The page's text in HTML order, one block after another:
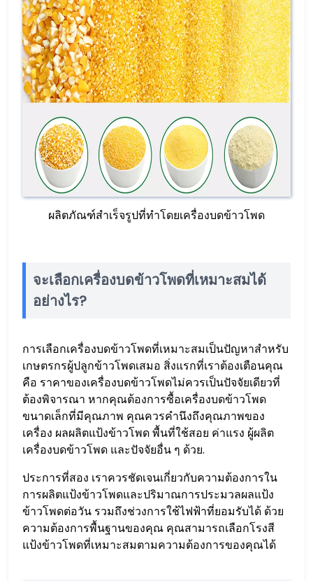
ผลิตภัณฑ์สำเร็จรูปที่ทำโดยเครื่องบดข้าวโพด
จะเลือกเครื่องบดข้าวโพดที่เหมาะสมได้
อย่างไร?
การเลือกเครื่องบดข้าวโพดที่เหมาะสมเป็นปัญหาสำหรับ
เกษตรกรผู้ปลูกข้าวโพดเสมอ สิ่งแรกที่เราต้องเตือนคุณ
คือ ราคาของเครื่องบดข้าวโพดไม่ควรเป็นปัจจัยเดียวที่
ต้องพิจารณา หากคุณต้องการซื้อเครื่องบดข้าวโพด
ขนาดเล็กที่มีคุณภาพ คุณควรคำนึงถึงคุณภาพของ
เครื่อง ผลผลิตแป้งข้าวโพด พื้นที่ใช้สอย ค่าแรง ผู้ผลิต
เครื่องบดข้าวโพด และปัจจัยอื่น ๆ ด้วย.
ประการที่สอง เราควรชัดเจนเกี่ยวกับความต้องการใน
การผลิตแป้งข้าวโพดและปริมาณการประมวลผลแป้ง
ข้าวโพดต่อวัน รวมถึงช่วงการใช้ไฟฟ้าที่ยอมรับได้ ด้วย
ความต้องการพื้นฐานของคุณ คุณสามารถเลือกโรงสี
แป้งข้าวโพดที่เหมาะสมตามความต้องการของคุณได้